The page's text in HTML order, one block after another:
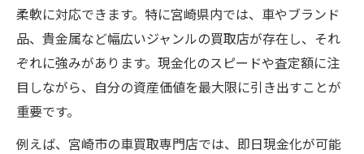
柔軟に対応できます。特に宮崎県内では、車やブランド
品、貴金属など幅広いジャンルの買取店が存在し、それ
ぞれに強みがあります。現金化のスピードや査定額に注
目しながら、自分の資産価値を最大限に引き出すことが
重要です。
例えば、宮崎市の車買取専門店では、即日現金化が可能